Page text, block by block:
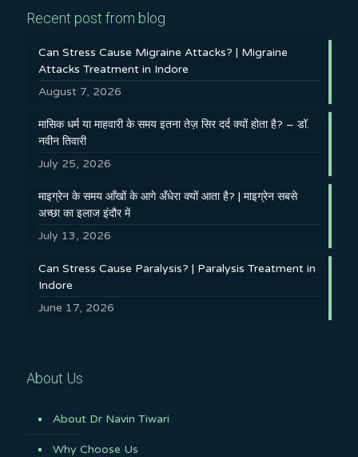
Recent post from blog
Can Stress Cause Migraine Attacks? | Migraine
Attacks Treatment in Indore
August 7, 2026
मासिक धर्म या माहवारी के समय इतना तेज़ सिर दर्द क्यों होता है? – डॉ.
नवीन तिवारी
July 25, 2026
माइग्रेन के समय आँखों के आगे अँधेरा क्यों आता है? | माइग्रेन सबसे
अच्छा का इलाज इंदौर में
July 13, 2026
Can Stress Cause Paralysis? | Paralysis Treatment in
Indore
June 17, 2026
About Us
About Dr Navin Tiwari
Why Choose Us